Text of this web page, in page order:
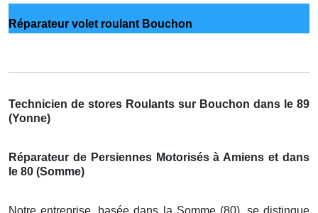
Réparateur volet roulant Bouchon
Technicien de stores Roulants sur Bouchon dans le 89
(Yonne)
Réparateur de Persiennes Motorisés à Amiens et dans
le 80 (Somme)
Notre entreprise, basée dans la Somme (80), se distingue